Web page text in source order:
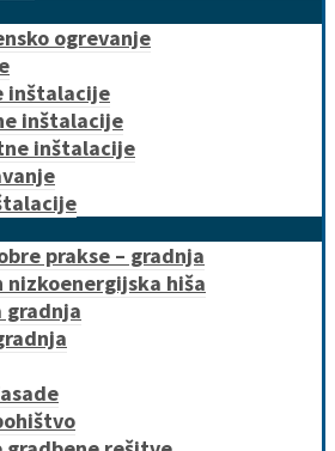
ogrevanje
inštalacije
inštalacije
inštalacije
prakse – gradnja
nizkoenergijska hiša
gradnja